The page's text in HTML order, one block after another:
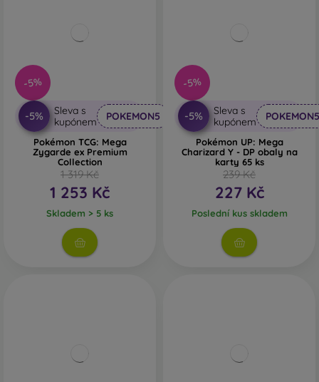
-5%
-5%
Sleva s
kupónem
POKEMON5
Pokémon TCG: Mega
Zygarde ex Premium
Collection
1 319 Kč
1 253 Kč
Skladem > 5 ks
-5%
-5%
Sleva s
kupónem
POKEMON5
Pokémon UP: Mega
Charizard Y - DP obaly na
karty 65 ks
239 Kč
227 Kč
Poslední kus skladem